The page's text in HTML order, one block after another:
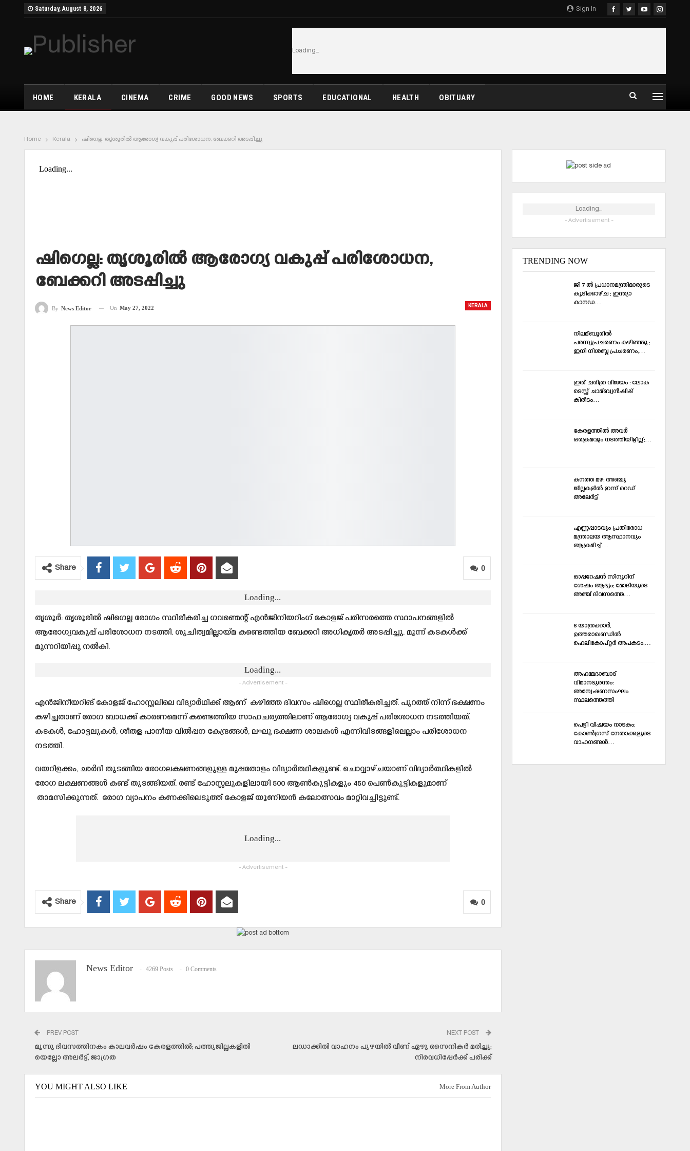
Sign In
Saturday, August 8, 2026
Loading...
HOME KERALA CINEMA CRIME GOOD NEWS SPORTS EDUCATIONAL HEALTH OBITUARY
Home Kerala ഷിഗെല്ല: തൃശൂരില്‍ ആരോഗ്യ വകുപ്പ് പരിശോധന, ബേക്കറി അടപ്പിച്ചു
ഷിഗെല്ല: തൃശൂരില്‍ ആരോഗ്യ വകുപ്പ് പരിശോധന,
ബേക്കറി അടപ്പിച്ചു
KERALA
By News Editor On May 27, 2022
0
Share
Loading...
തൃശൂര്‍: തൃശൂരില്‍ ഷിഗെല്ല രോഗം സ്ഥിരീകരിച്ച ഗവണ്മെന്റ് എന്‍ജിനിയറിംഗ് കോളജ് പരിസരത്തെ സ്ഥാപനങ്ങളില്‍
ആരോഗ്യവകുപ്പ് പരിശോധന നടത്തി. ശുചിത്വമില്ലായ്മ കണ്ടെത്തിയ ബേക്കറി അധികൃതര്‍ അടപ്പിച്ചു. മൂന്ന് കടകള്‍ക്ക്
മുന്നറിയിപ്പു നല്‍കി.
Loading...
- Advertisement -
എന്‍ജിനീയറിങ് കോളജ് ഹോസ്റ്റലിലെ വിദ്യാര്‍ഥിക്ക് ആണ് കഴിഞ്ഞ ദിവസം ഷിഗെല്ല സ്ഥിരീകരിച്ചത്. പുറത്ത് നിന്ന് ഭക്ഷണം
കഴിച്ചതാണ് രോഗ ബാധക്ക് കാരണമെന്ന് കണ്ടെത്തിയ സാഹചര്യത്തിലാണ് ആരോഗ്യ വകുപ്പ് പരിശോധന നടത്തിയത്.
കടകള്‍, ഹോട്ടലുകള്‍, ശീതള പാനീയ വില്‍പ്പന കേന്ദ്രങ്ങള്‍, ലഘു ഭക്ഷണ ശാലകള്‍ എന്നിവിടങ്ങളിലെല്ലാം പരിശോധന
നടത്തി.
വയറിളക്കം, ഛര്‍ദി തുടങ്ങിയ രോഗലക്ഷണങ്ങളുള്ള മുപ്പതോളം വിദ്യാര്‍ത്ഥികളുണ്ട്. ചൊവ്വാഴ്ചയാണ് വിദ്യാര്‍ത്ഥികളില്‍
രോഗ ലക്ഷണങ്ങള്‍ കണ്ട് തുടങ്ങിയത്. രണ്ട് ഹോസ്റ്റലുകളിലായി 500 ആണ്‍കുട്ടികളും 450 പെണ്‍കുട്ടികളുമാണ്
താമസിക്കുന്നത്. രോഗ വ്യാപനം കണക്കിലെടുത്ത് കോളജ് യൂണിയന്‍ കലോത്സവം മാറ്റിവച്ചിട്ടുണ്ട്.
Loading...
- Advertisement -
0
Share
News Editor 4269 Posts 0 Comments
PREV POST
മൂന്നു ദിവസത്തിനകം കാലവര്‍ഷം കേരളത്തില്‍; പത്തുജില്ലകളില്‍
യെല്ലോ അലര്‍ട്ട്, ജാഗ്രത
NEXT POST
ലഡാക്കില്‍ വാഹനം പുഴയില്‍ വീണ് ഏഴു സൈനികര്‍ മരിച്ചു;
നിരവധിപ്പേര്‍ക്ക് പരിക്ക്
YOU MIGHT ALSO LIKE More From Author
Loading...
- Advertisement -
TRENDING NOW
ജി 7 ല്‍ പ്രധാനമന്ത്രിമാരുടെ
കൂടിക്കാഴ്ച ; ഇന്ത്യാ
കാനഡ…
നിലമ്ബൂരില്‍
പരസ്യപ്രചരണം കഴിഞ്ഞു ;
ഇനി നിശബ്ദ പ്രചരണം,…
ഇത് ചരിത്ര വിജയം : ലോക
ടെസ്റ്റ് ചാമ്ബ്യൻഷിപ്പ്
കിരീടം…
കേരളത്തില്‍ അവര്‍
ഒരക്രമവും നടത്തിയിട്ടില്ല’;…
കനത്ത മഴ; അഞ്ചു
ജില്ലകളില്‍ ഇന്ന്‌ റെഡ്‌
അലേര്‍ട്ട്‌
എണ്ണപ്പാടവും പ്രതിരോധ
മന്ത്രാലയ ആസ്ഥാനവും
ആക്രമിച്ച്‌…
ഓപ്പറേഷന്‍ സിന്ദൂറിന്
ശേഷം ആദ്യം; മോദിയുടെ
അഞ്ച് ദിവസത്തെ…
6 യാത്രക്കാര്‍,
ഉത്തരാഖണ്ഡില്‍
ഹെലികോപ്റ്റര്‍ അപകടം;…
അഹമ്മദാബാദ്
വിമാനദുരന്തം:
അന്വേഷണസംഘം
സ്ഥലത്തെത്തി
പെട്ടി വിഷയം നാടകം;
കോണ്‍ഗ്രസ് നേതാക്കളുടെ
വാഹനങ്ങള്‍…